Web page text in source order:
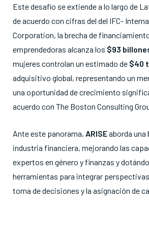
Este desafío se extiende a lo largo de
de acuerdo con cifras del del IFC-
Corporation, la brecha de
emprendedoras alcanza los $93
mujeres controlan un estimado de $40
adquisitivo global, representando un
una oportunidad de crecimiento
acuerdo con The Boston Consulting
Ante este panorama, ARISEaborda una
industria financiera, mejorando las
expertos en género y finanzas y
herramientas para integrar perspectivas
toma de decisiones y la asignación de